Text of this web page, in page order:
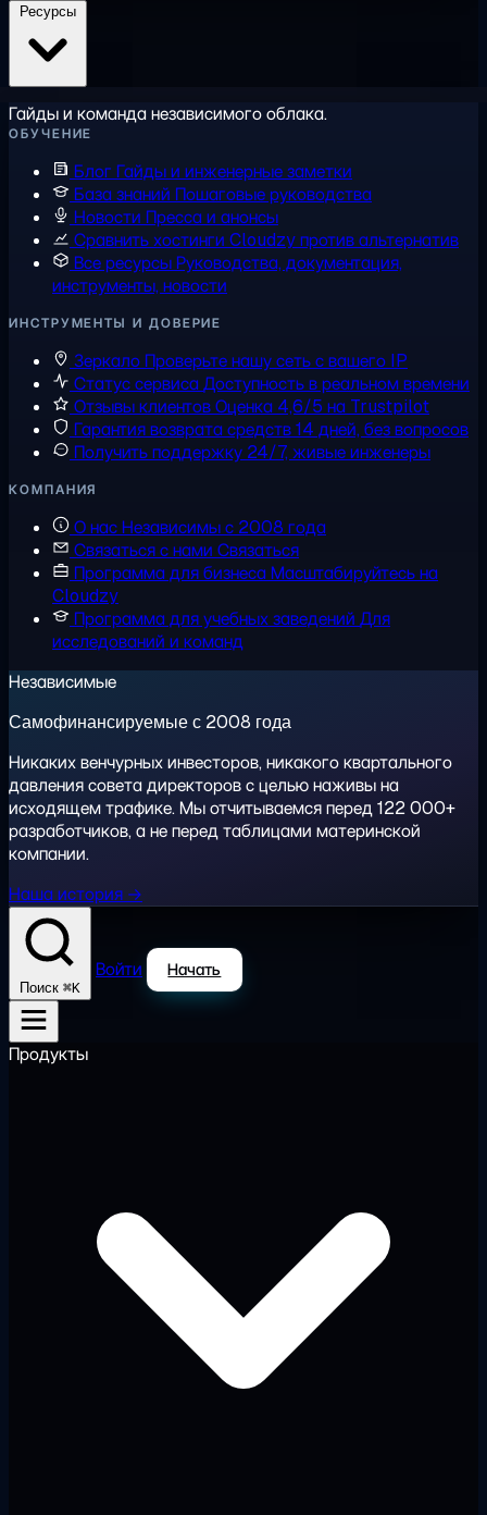
Гайды и команда независимого облака.
ОБУЧЕНИЕ
Блог Гайды и инженерные заметки
База знаний Пошаговые руководства
Новости Пресса и анонсы
Сравнить хостинги Cloudzy против альтернатив
Все ресурсыРуководства, документация,
инструменты, новости
ИНСТРУМЕНТЫ И ДОВЕРИЕ
Зеркало Проверьте нашу сеть с вашего IP
Статус сервисаДоступность в реальном времени
Отзывы клиентовОценка 4,6/5 на Trustpilot
Гарантия возврата средств14 дней, без вопросов
Получить поддержку 24/7, живые инженеры
КОМПАНИЯ
О насНезависимы с 2008 года
Связаться с нами Связаться
Программа для бизнесаМасштабируйтесь на
Cloudzy
Программа для учебных заведений Для
исследований и команд
Независимые
Самофинансируемые с 2008 года
Никаких венчурных инвесторов, никакого квартального
давления совета директоров с целью наживы на
исходящем трафике. Мы отчитываемся перед 122 000+
разработчиков, а не перед таблицами материнской
компании.
Наша история →
Поиск ⌘K
Войти Начать
Продукты